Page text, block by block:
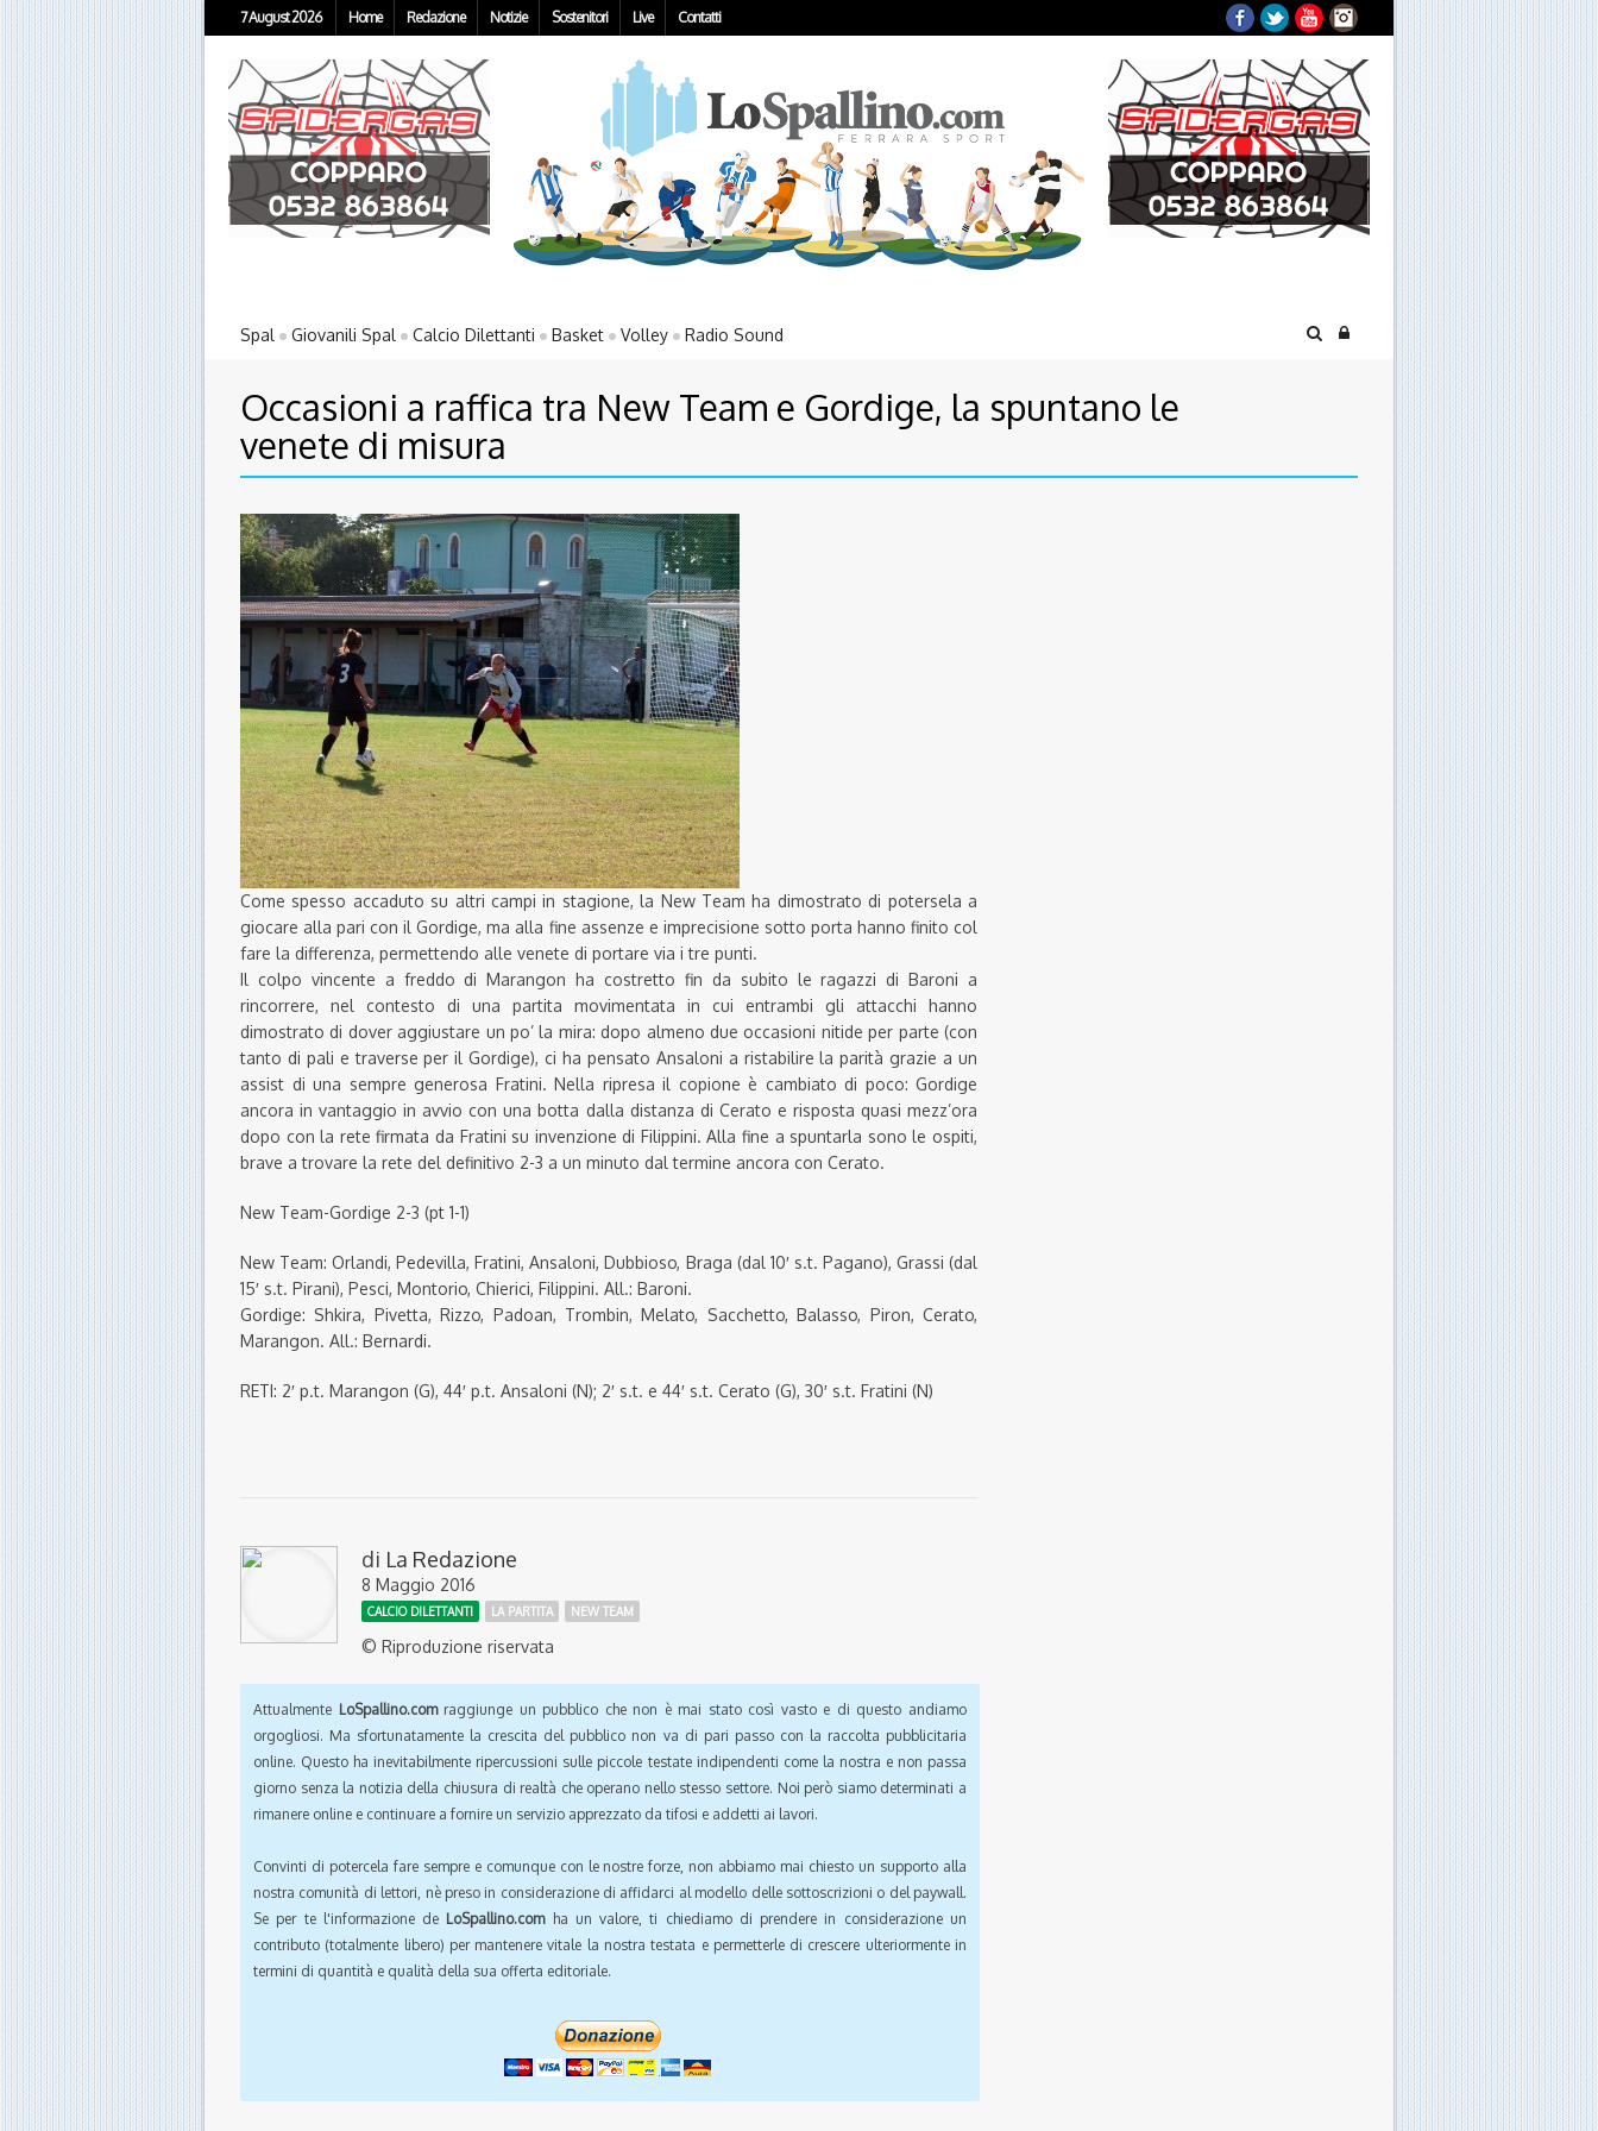
7 August 2026 Home Redazione Notizie Sostenitori Live Contatti Facebook
TwitterYouTubeInstagram
Spal Giovanili Spal Calcio Dilettanti Basket Volley Radio Sound
Occasioni a raffica tra New Team e Gordige, la spuntano le
venete di misura
Come spesso accaduto su altri campi in stagione, la New Team ha dimostrato di potersela a
giocare alla pari con il Gordige, ma alla fine assenze e imprecisione sotto porta hanno finito col
fare la differenza, permettendo alle venete di portare via i tre punti.
Il colpo vincente a freddo di Marangon ha costretto fin da subito le ragazzi di Baroni a
rincorrere, nel contesto di una partita movimentata in cui entrambi gli attacchi hanno
dimostrato di dover aggiustare un po’ la mira: dopo almeno due occasioni nitide per parte (con
tanto di pali e traverse per il Gordige), ci ha pensato Ansaloni a ristabilire la parità grazie a un
assist di una sempre generosa Fratini. Nella ripresa il copione è cambiato di poco: Gordige
ancora in vantaggio in avvio con una botta dalla distanza di Cerato e risposta quasi mezz’ora
dopo con la rete firmata da Fratini su invenzione di Filippini. Alla fine a spuntarla sono le ospiti,
brave a trovare la rete del definitivo 2-3 a un minuto dal termine ancora con Cerato.
New Team-Gordige 2-3 (pt 1-1)
New Team: Orlandi, Pedevilla, Fratini, Ansaloni, Dubbioso, Braga (dal 10′ s.t. Pagano), Grassi (dal
15′ s.t. Pirani), Pesci, Montorio, Chierici, Filippini. All.: Baroni.
Gordige: Shkira, Pivetta, Rizzo, Padoan, Trombin, Melato, Sacchetto, Balasso, Piron, Cerato,
Marangon. All.: Bernardi.
RETI: 2′ p.t. Marangon (G), 44′ p.t. Ansaloni (N); 2′ s.t. e 44′ s.t. Cerato (G), 30′ s.t. Fratini (N)
di La Redazione
8 Maggio 2016
CALCIO DILETTANTI LA PARTITA NEW TEAM
© Riproduzione riservata
Attualmente LoSpallino.comraggiunge un pubblico che non è mai stato così vasto e di questo andiamo
orgogliosi. Ma sfortunatamente la crescita del pubblico non va di pari passo con la raccolta pubblicitaria
online. Questo ha inevitabilmente ripercussioni sulle piccole testate indipendenti come la nostra e non passa
giorno senza la notizia della chiusura di realtà che operano nello stesso settore. Noi però siamo determinati a
rimanere online e continuare a fornire un servizio apprezzato da tifosi e addetti ai lavori.
Convinti di potercela fare sempre e comunque con le nostre forze, non abbiamo mai chiesto un supporto alla
nostra comunità di lettori, nè preso in considerazione di affidarci al modello delle sottoscrizioni o del paywall.
Se per te l'informazione de LoSpallino.comha un valore, ti chiediamo di prendere in considerazione un
contributo (totalmente libero) per mantenere vitale la nostra testata e permetterle di crescere ulteriormente in
termini di quantità e qualità della sua offerta editoriale.